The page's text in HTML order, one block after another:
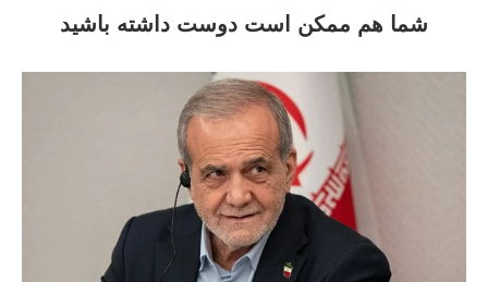
شما هم ممکن است دوست داشته باشید